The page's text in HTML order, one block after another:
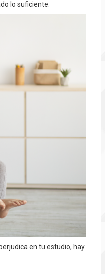
lo suficiente.
en tu estudio, hay